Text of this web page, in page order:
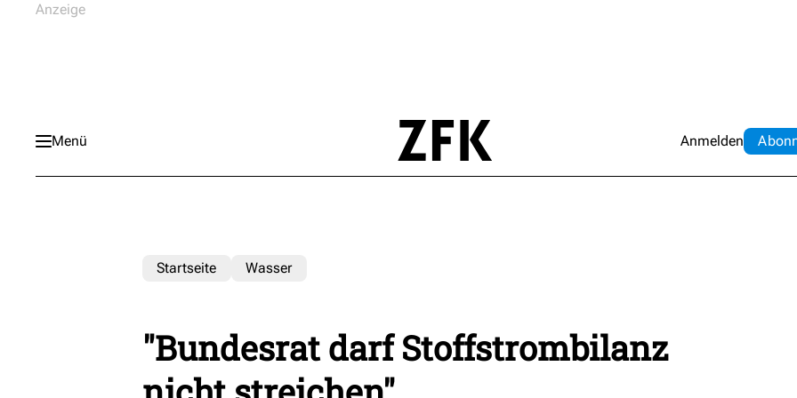
Menü Anmelden Abo
Startseite Wasser
"Bundesrat darf Stoffstrombilanz